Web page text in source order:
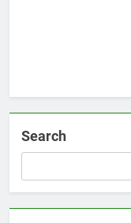
Search